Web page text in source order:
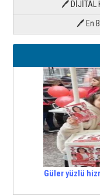
🖊 DİJİTAL
🖊 En
Güler yüzlü